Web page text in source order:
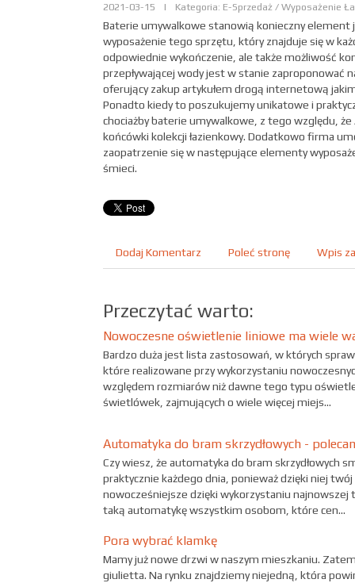
2021-03-15 | Kategoria: E-Sprzedaż / Wyposażenie
Baterie umywalkowe stanowią konieczny element
wyposażenie tego sprzętu, który znajduje się w
odpowiednie wykończenie, ale także możliwość
przepływającej wody jest w stanie zaproponować
oferujący zakup artykułem drogą internetową
Ponadto kiedy to poszukujemy unikatowe i
chociażby baterie umywalkowe, z tego względu,
końcówki kolekcji łazienkowy. Dodatkowo firma
zaopatrzenie się w następujące elementy
śmieci.
Dodaj Komentarz Poleć stronę Wpis
Przeczytać warto:
Nowoczesne oświetlenie liniowe ma wiele
Bardzo duża jest lista zastosowań, w których
które realizowane przy wykorzystaniu
względem rozmiarów niż dawne tego typu
świetlówek, zajmujących o wiele więcej miejs...
Automatyka do bram skrzydłowych -
Czy wiesz, że automatyka do bram skrzydłowych
praktycznie każdego dnia, ponieważ dzięki niej
nowocześniejsze dzięki wykorzystaniu
taką automatykę wszystkim osobom, które cen...
Pora wybrać klamkę
Mamy już nowe drzwi w naszym mieszkaniu.
giulietta. Na rynku znajdziemy niejedną, która